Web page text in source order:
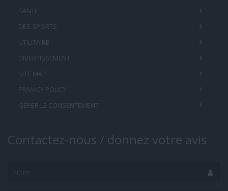
SANTÉ
DES SPORTS
UTILITAIRE
DIVERTISSEMENT
SITE MAP
PRIVACY POLICY
GÉRER LE CONSENTEMENT
Contactez-nous / donnez votre avis